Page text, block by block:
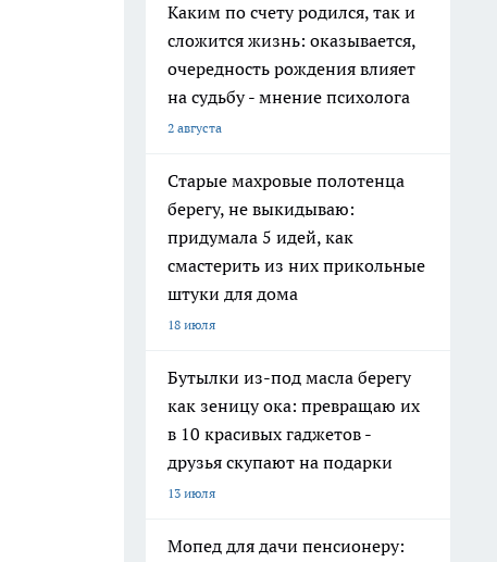
Каким по счету родился, так и
сложится жизнь: оказывается,
очередность рождения влияет
на судьбу - мнение психолога
2 августа
Старые махровые полотенца
берегу, не выкидываю:
придумала 5 идей, как
смастерить из них прикольные
штуки для дома
18 июля
Бутылки из-под масла берегу
как зеницу ока: превращаю их
в 10 красивых гаджетов -
друзья скупают на подарки
13 июля
Мопед для дачи пенсионеру: